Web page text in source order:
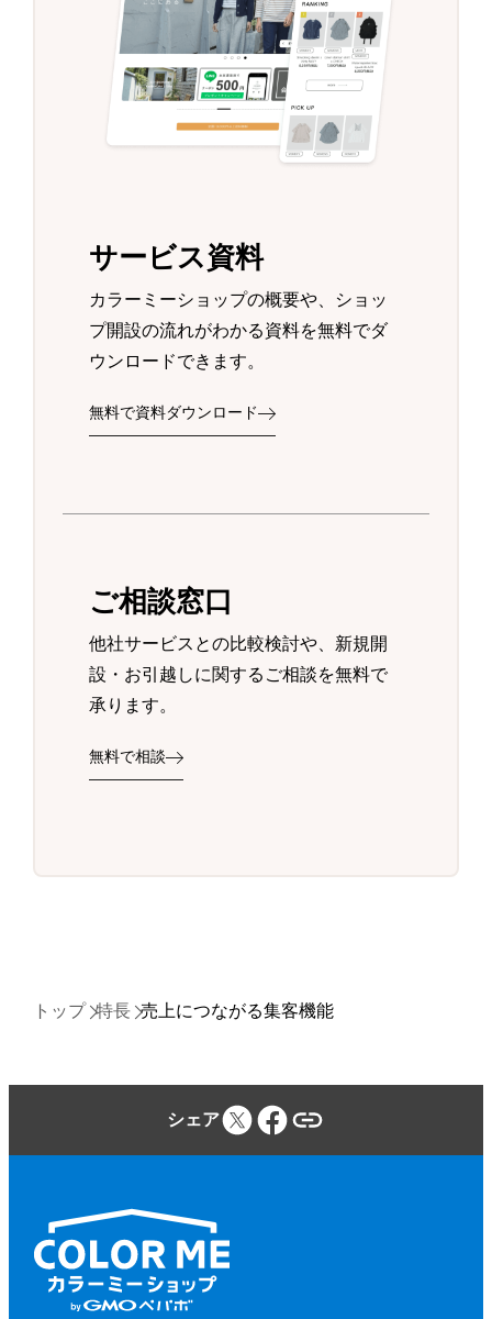
サービス資料
カラーミーショップの概要や、ショッ
プ開設の流れがわかる資料を無料でダ
ウンロードできます。
無料で資料ダウンロード
ご相談窓口
他社サービスとの比較検討や、新規開
設・お引越しに関するご相談を無料で
承ります。
無料で相談
トップ 特長 売上につながる集客機能
シェア